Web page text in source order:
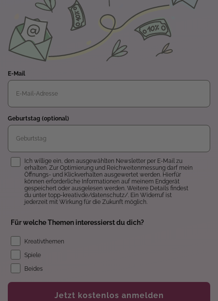
E-Mail
Geburtstag (optional)
Einwilligung
Ich willige ein, den ausgewählten Newsletter per E-Mail zu
erhalten. Zur Optimierung und Reichweitenmessung darf mein
Öffnungs- und Klickverhalten ausgewertet werden. Hierfür
können erforderliche Informationen auf meinem Endgerät
gespeichert oder ausgelesen werden. Weitere Details findest
du unter topp-kreativ.de/datenschutz/. Ein Widerruf ist
jederzeit mit Wirkung für die Zukunft möglich.
Für welche Themen interessierst du dich?
Kreativthemen
Spiele
Beides
Jetzt kostenlos anmelden